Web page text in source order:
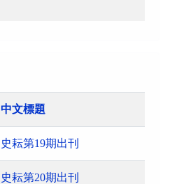
中文標題
史耘第19期出刊
史耘第20期出刊